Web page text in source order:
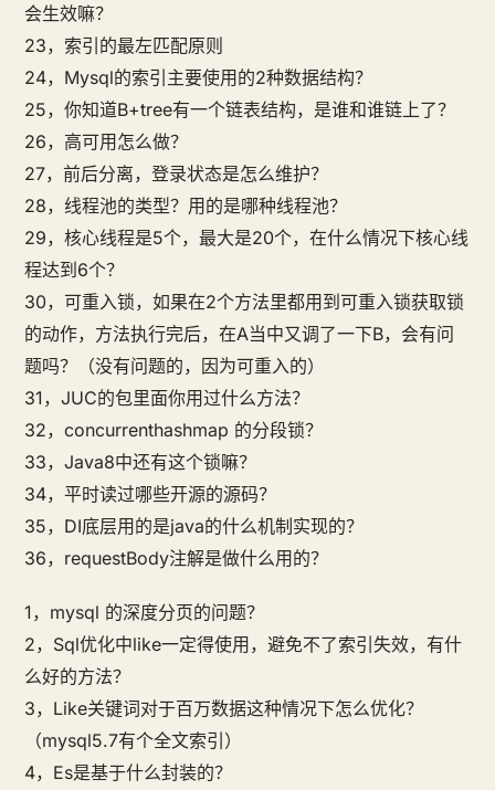
会生效嘛？
23，索引的最左匹配原则
24，Mysql的索引主要使用的2种数据结构？
25，你知道B+tree有一个链表结构，是谁和谁链上了？
26，高可用怎么做？
27，前后分离，登录状态是怎么维护？
28，线程池的类型？用的是哪种线程池？
29，核心线程是5个，最大是20个，在什么情况下核心线
程达到6个？
30，可重入锁，如果在2个方法里都用到可重入锁获取锁
的动作，方法执行完后，在A当中又调了一下B，会有问
题吗？（没有问题的，因为可重入的）
31，JUC的包里面你用过什么方法？
32，concurrenthashmap 的分段锁？
33，Java8中还有这个锁嘛？
34，平时读过哪些开源的源码？
35，DI底层用的是java的什么机制实现的？
36，requestBody注解是做什么用的？
1，mysql 的深度分页的问题？
2，Sql优化中like一定得使用，避免不了索引失效，有什
么好的方法？
3，Like关键词对于百万数据这种情况下怎么优化？
（mysql5.7有个全文索引）
4，Es是基于什么封装的？